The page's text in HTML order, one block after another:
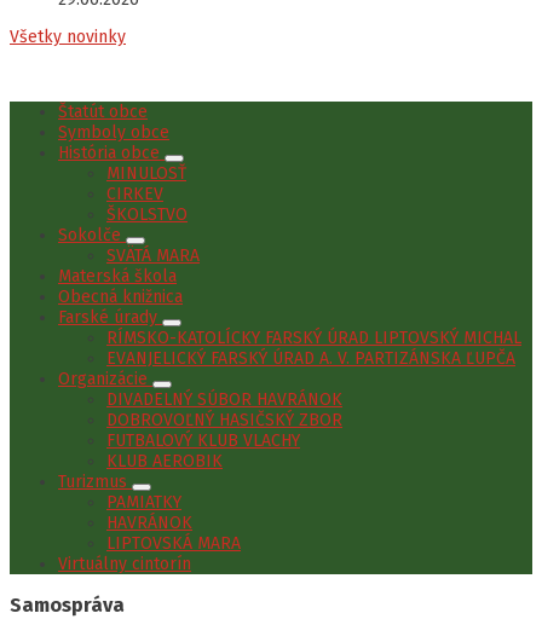
Všetky novinky
Štatút obce
Symboly obce
História obce
MINULOSŤ
CIRKEV
ŠKOLSTVO
Sokolče
SVÄTÁ MARA
Materská škola
Obecná knižnica
Farské úrady
RÍMSKO-KATOLÍCKY FARSKÝ ÚRAD LIPTOVSKÝ MICHAL
EVANJELICKÝ FARSKÝ ÚRAD A. V. PARTIZÁNSKA ĽUPČA
Organizácie
DIVADELNÝ SÚBOR HAVRÁNOK
DOBROVOĽNÝ HASIČSKÝ ZBOR
FUTBALOVÝ KLUB VLACHY
KLUB AEROBIK
Turizmus
PAMIATKY
HAVRÁNOK
LIPTOVSKÁ MARA
Virtuálny cintorín
Samospráva